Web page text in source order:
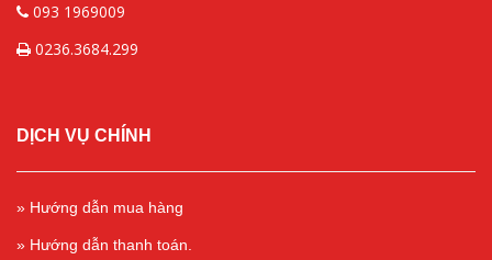
093 1969009
0236.3684.299
DỊCH VỤ CHÍNH
» Hướng dẫn mua hàng
» Hướng dẫn thanh toán.